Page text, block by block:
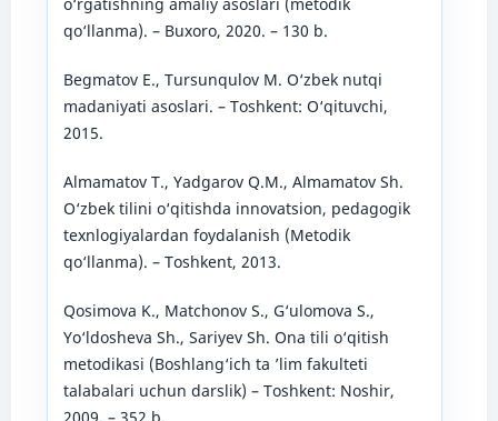
qo‘llanma). – Buxoro, 2020. – 130 b.
Begmatov E., Tursunqulov M. O‘zbek nutqi
madaniyati asoslari. – Toshkent: O‘qituvchi,
2015.
Almamatov T., Yadgarov Q.M., Almamatov Sh.
O‘zbek tilini o‘qitishda innovatsion, pedagogik
texnlogiyalardan foydalanish (Metodik
qo‘llanma). – Toshkent, 2013.
Qosimova K., Matchonov S., G‘ulomova S.,
Yo‘ldosheva Sh., Sariyev Sh. Ona tili o‘qitish
metodikasi (Boshlang‘ich ta ’lim fakulteti
talabalari uchun darslik) – Тoshkent: Noshir,